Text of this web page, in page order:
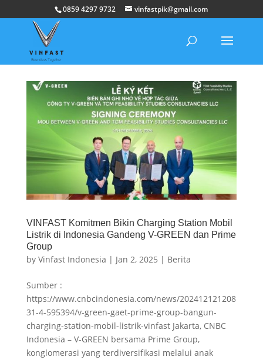
0859 4297 9732 vinfastpik@gmail.com
VINFAST Komitmen Bikin Charging Station Mobil
Listrik di Indonesia Gandeng V-GREEN dan Prime
Group
by Vinfast Indonesia | Jan 2, 2025 | Berita
Sumber :
https://www.cnbcindonesia.com/news/202412121208
31-4-595394/v-green-gaet-prime-group-bangun-
charging-station-mobil-listrik-vinfast Jakarta, CNBC
Indonesia – V-GREEN bersama Prime Group,
konglomerasi yang terdiversifikasi melalui anak